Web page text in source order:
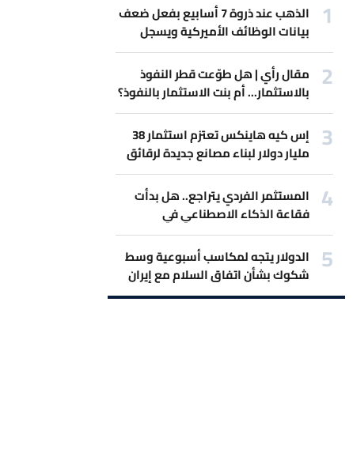
الذهب عند ذروة 7 أسابيع بفعل ضعف
بيانات الوظائف الأميركية ويسجل
أفضل مكاسب أسبوعية
مقال رأي | هل طوّعت قطر النفوذ
بالاستثمار... أم بنت الاستثمار بالنفوذ؟
إس كيه هاينكس تعتزم استثمار 38
مليار دولار لبناء مصانع جديدة لرقائق
الذاكرة
المستثمر الفردي يتراجع.. هل بدأت
فقاعة الذكاء الاصطناعي في
الانكماش؟
الدولار يتجه لمكاسب أسبوعية وسط
شكوك بشأن اتفاق السلام مع إيران